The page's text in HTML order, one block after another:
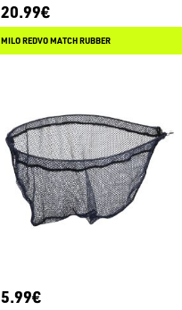
20.99€
MILO REDVO MATCH RUBBER
5.99€